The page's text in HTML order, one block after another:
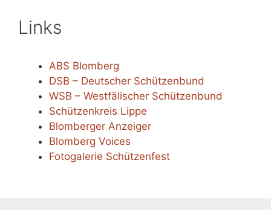
Links
ABS Blomberg
DSB – Deutscher Schützenbund
WSB – Westfälischer Schützenbund
Schützenkreis Lippe
Blomberger Anzeiger
Blomberg Voices
Fotogalerie Schützenfest